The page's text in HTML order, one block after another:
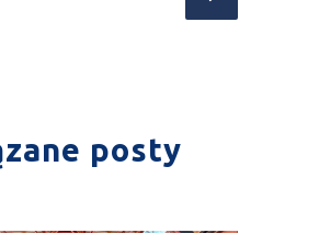
posty